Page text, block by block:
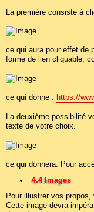
La première consiste à
ce qui aura pour effet de
forme de lien cliquable,
ce qui donne : https://
La deuxième possibilité
texte de votre choix.
ce qui donnera: Pour
4.4 Images
Pour illustrer vos
Cette image devra